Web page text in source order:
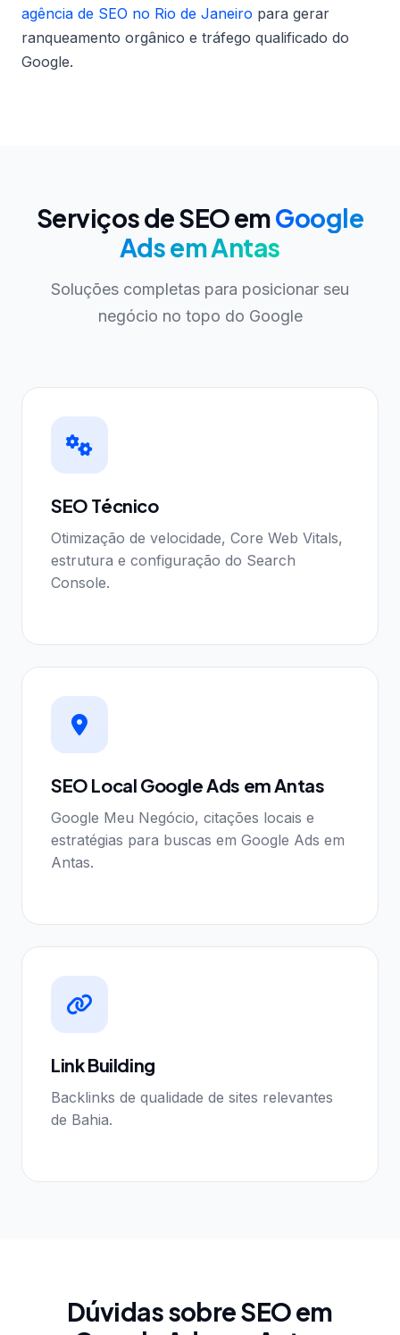
agência de SEO no Rio de Janeiro para gerar
ranqueamento orgânico e tráfego qualificado do
Google.
Serviços de SEO emGoogle
Ads em Antas
Soluções completas para posicionar seu
negócio no topo do Google
SEO Técnico
Otimização de velocidade, Core Web Vitals,
estrutura e configuração do Search
Console.
SEO Local Google Ads em Antas
Google Meu Negócio, citações locais e
estratégias para buscas em Google Ads em
Antas.
Link Building
Backlinks de qualidade de sites relevantes
de Bahia.
Dúvidas sobre SEO em